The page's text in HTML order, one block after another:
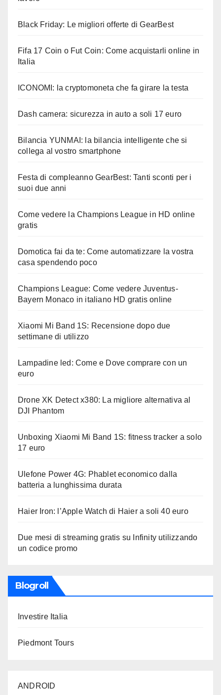
Black Friday: Le migliori offerte di GearBest
Fifa 17 Coin o Fut Coin: Come acquistarli online in
Italia
ICONOMI: la cryptomoneta che fa girare la testa
Dash camera: sicurezza in auto a soli 17 euro
Bilancia YUNMAI: la bilancia intelligente che si
collega al vostro smartphone
Festa di compleanno GearBest: Tanti sconti per i
suoi due anni
Come vedere la Champions League in HD online
gratis
Domotica fai da te: Come automatizzare la vostra
casa spendendo poco
Champions League: Come vedere Juventus-
Bayern Monaco in italiano HD gratis online
Xiaomi Mi Band 1S: Recensione dopo due
settimane di utilizzo
Lampadine led: Come e Dove comprare con un
euro
Drone XK Detect x380: La migliore alternativa al
DJI Phantom
Unboxing Xiaomi Mi Band 1S: fitness tracker a solo
17 euro
Ulefone Power 4G: Phablet economico dalla
batteria a lunghissima durata
Haier Iron: l’Apple Watch di Haier a soli 40 euro
Due mesi di streaming gratis su Infinity utilizzando
un codice promo
Blogroll
Investire Italia
Piedmont Tours
ANDROID